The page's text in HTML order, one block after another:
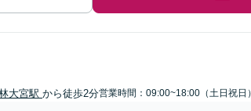
大宮駅 から徒歩2分営業時間：09:00~18:00（土日祝日）